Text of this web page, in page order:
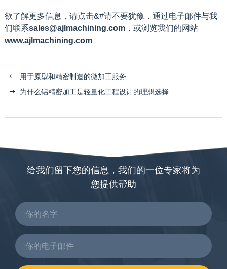
欲了解更多信息，请点击&#请不要犹豫，通过电子邮件与我
们联系sales@ajlmachining.com，或浏览我们的网站
www.ajlmachining.com
用于原型和精密制造的微加工服务
为什么铝精密加工是轻量化工程设计的理想选择
给我们留下您的信息，我们的一位专家将为
您提供帮助